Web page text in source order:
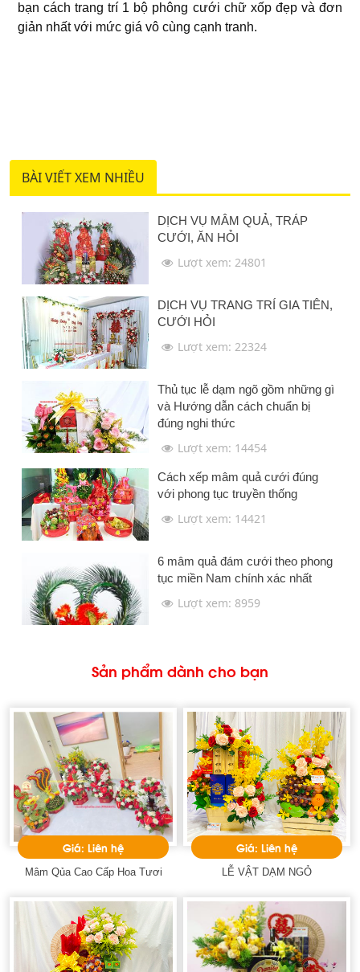
bạn cách trang trí 1 bộ phông cưới chữ xốp đẹp và đơn
giản nhất với mức giá vô cùng cạnh tranh.
BÀI VIẾT XEM NHIỀU
DỊCH VỤ MÂM QUẢ, TRÁP
CƯỚI, ĂN HỎI
Lượt xem: 24801
DỊCH VỤ TRANG TRÍ GIA TIÊN,
CƯỚI HỎI
Lượt xem: 22324
Thủ tục lễ dạm ngõ gồm những gì
và Hướng dẫn cách chuẩn bị
đúng nghi thức
Lượt xem: 14454
Cách xếp mâm quả cưới đúng
với phong tục truyền thống
Lượt xem: 14421
6 mâm quả đám cưới theo phong
tục miền Nam chính xác nhất
Lượt xem: 8959
Sản phẩm dành cho bạn
Giá: Liên hệ
Mâm Qủa Cao Cấp Hoa Tươi
Giá: Liên hệ
LỄ VẬT DẠM NGỎ